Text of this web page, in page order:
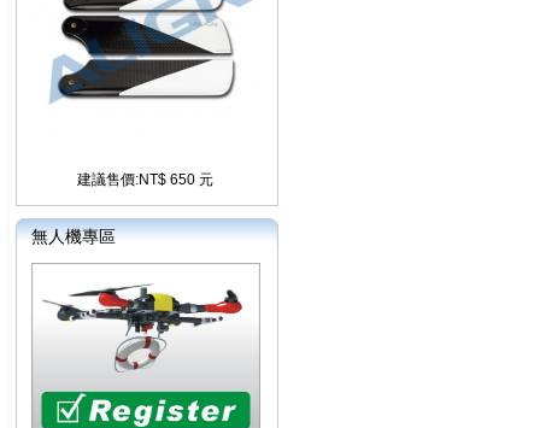
建議售價:NT$ 650 元
無人機專區